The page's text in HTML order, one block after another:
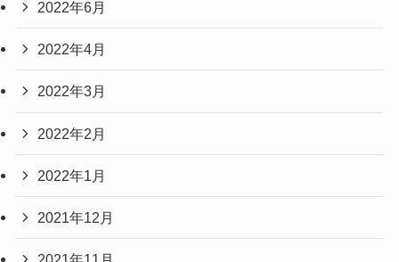
2022年6月
2022年4月
2022年3月
2022年2月
2022年1月
2021年12月